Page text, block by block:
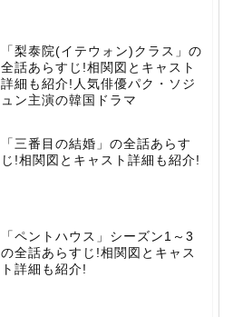
「梨泰院(イテウォン)クラス」の
全話あらすじ!相関図とキャスト
詳細も紹介!人気俳優パク・ソジ
ュン主演の韓国ドラマ
「三番目の結婚」の全話あらす
じ!相関図とキャスト詳細も紹介!
「ペントハウス」シーズン1～3
の全話あらすじ!相関図とキャス
ト詳細も紹介!